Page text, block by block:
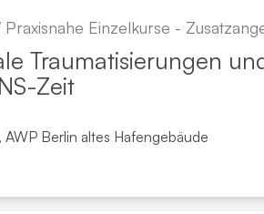
Praxisnahe Einzelkurse -
Traumatisierungen
Zeit
Berlin altes Hafengebäude